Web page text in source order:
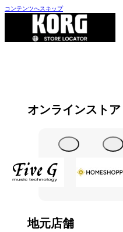
コンテンツへスキップ
オンラインストア
地元店舗